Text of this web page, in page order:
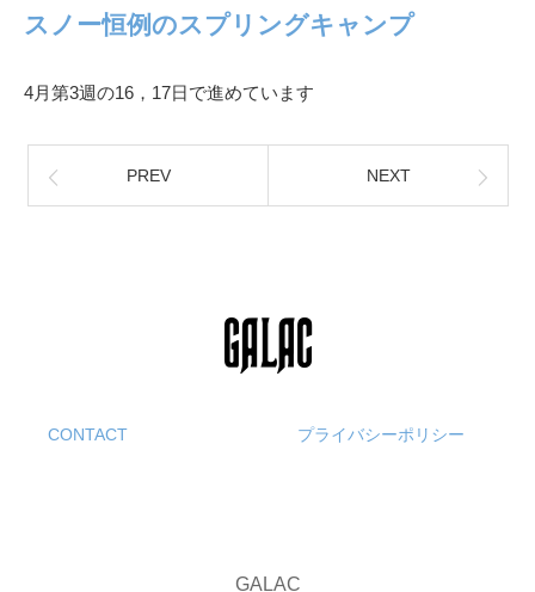
スノー恒例のスプリングキャンプ
4月第3週の16，17日で進めています
PREV NEXT
CONTACT プライバシーポリシー
GALAC